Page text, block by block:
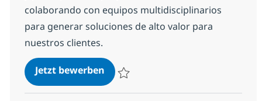
colaborando con equipos multidisciplinarios
para generar soluciones de alto valor para
nuestros clientes.
Jetzt bewerbenConsultor/a SAP CPI